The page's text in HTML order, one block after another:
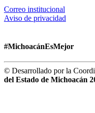
Correo institucional
Aviso de privacidad
#MichoacánEsMejor
© Desarrollado por la
del Estado de Michoacán